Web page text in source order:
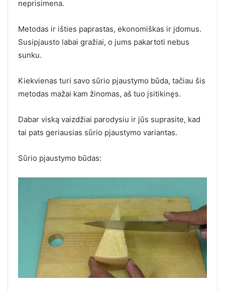
neprisimena.
Metodas ir išties paprastas, ekonomiškas ir įdomus.
Susipjausto labai gražiai, o jums pakartoti nebus
sunku.
Kiekvienas turi savo sūrio pjaustymo būda, tačiau šis
metodas mažai kam žinomas, aš tuo įsitikinęs.
Dabar viską vaizdžiai parodysiu ir jūs suprasite, kad
tai pats geriausias sūrio pjaustymo variantas.
Sūrio pjaustymo būdas: